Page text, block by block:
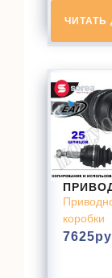
ЧИТАТЬ
коробки
7625